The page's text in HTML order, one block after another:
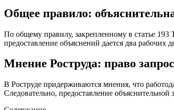
Общее правило:
По общему правилу, закрепленному в статье 193
предоставление объяснений дается два рабочих
Мнение Роструда: право
В Роструде придерживаются мнения, что
Следовательно, предоставление